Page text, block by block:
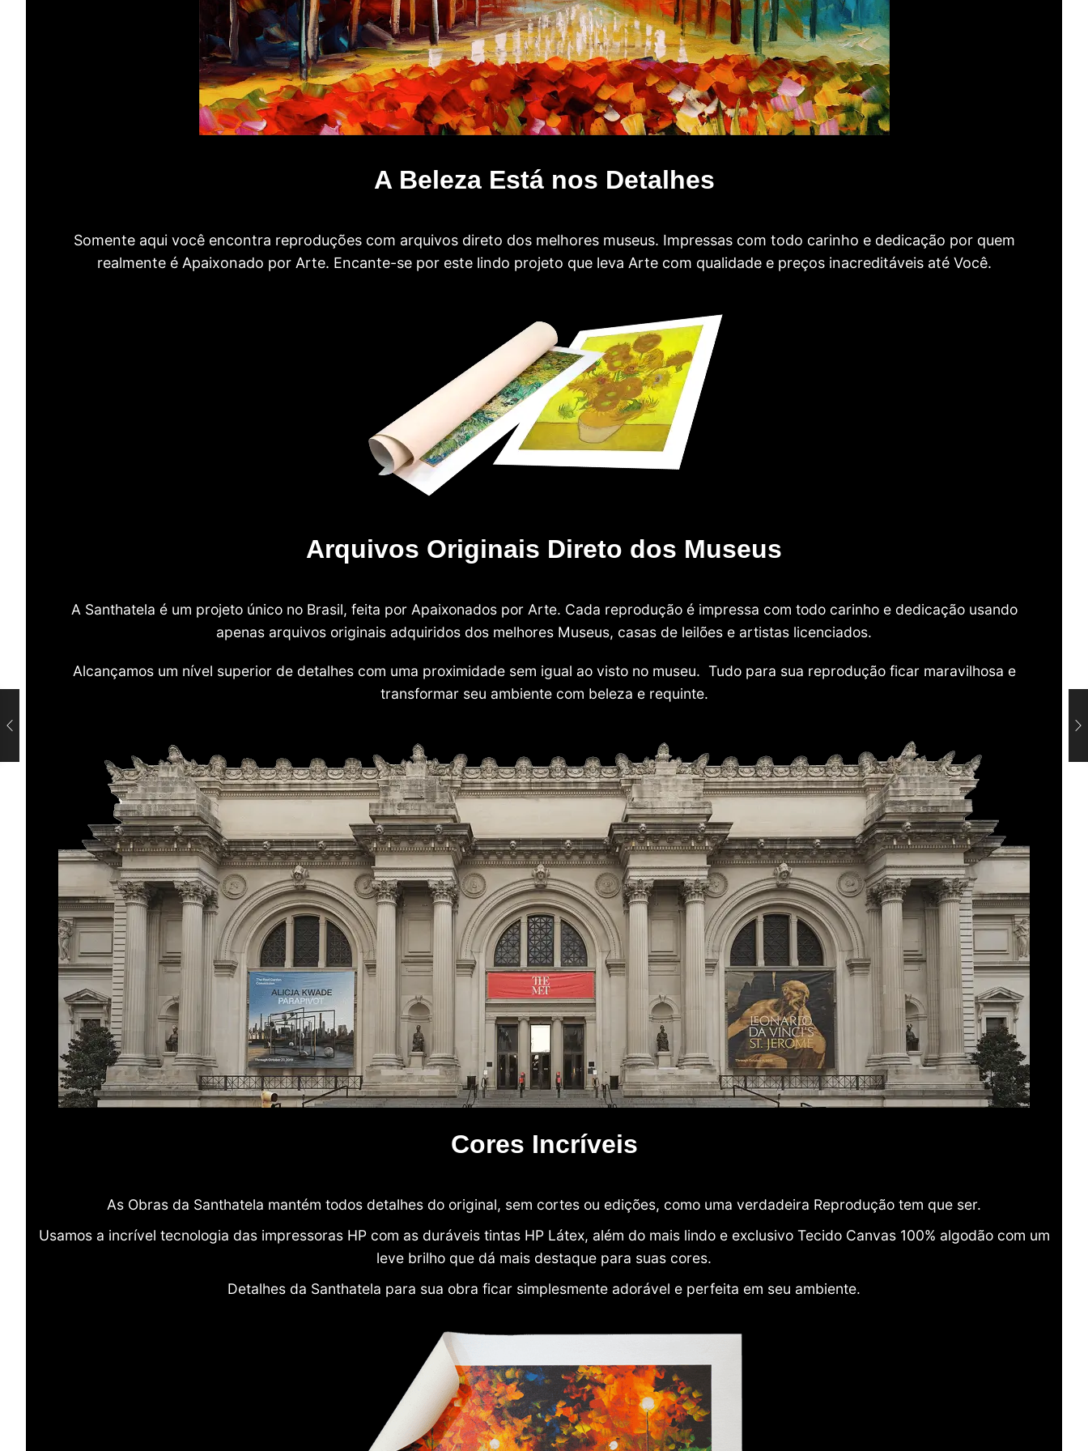
A Beleza Está nos Detalhes
Somente aqui você encontra reproduções com arquivos direto dos melhores museus. Impressas com todo carinho e dedicação por quem
realmente é Apaixonado por Arte. Encante-se por este lindo projeto que leva Arte com qualidade e preços inacreditáveis até Você.
Arquivos Originais Direto dos Museus
A Santhatela é um projeto único no Brasil, feita por Apaixonados por Arte. Cada reprodução é impressa com todo carinho e dedicação usando
apenas arquivos originais adquiridos dos melhores Museus, casas de leilões e artistas licenciados.
Alcançamos um nível superior de detalhes com uma proximidade sem igual ao visto no museu. Tudo para sua reprodução ficar maravilhosa e
transformar seu ambiente com beleza e requinte.
Cores Incríveis
As Obras da Santhatela mantém todos detalhes do original, sem cortes ou edições, como uma verdadeira Reprodução tem que ser.
Usamos a incrível tecnologia das impressoras HP com as duráveis tintas HP Látex, além do mais lindo e exclusivo Tecido Canvas 100% algodão com um
leve brilho que dá mais destaque para suas cores.
Detalhes da Santhatela para sua obra ficar simplesmente adorável e perfeita em seu ambiente.